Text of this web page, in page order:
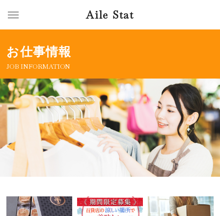
Aile Stat
お仕事情報
JOB INFORMATION